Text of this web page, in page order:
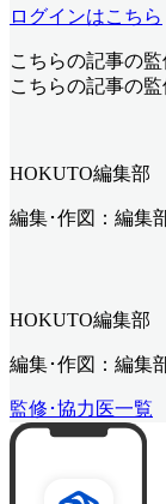
ログインはこちら
こちらの記事の
こちらの記事の
HOKUTO編集部
編集･作図：編集
HOKUTO編集部
編集･作図：編集
監修･協力医一覧